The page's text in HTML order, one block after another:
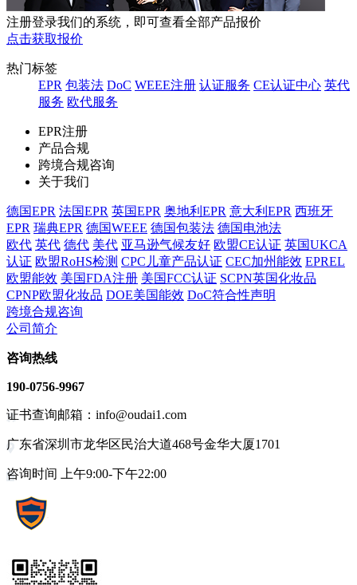
注册登录我们的系统，即可查看全部产品报价
点击获取报价
热门标签
EPR 包装法 DoC WEEE注册 认证服务 CE认证中心 英代
服务 欧代服务
EPR注册
产品合规
跨境合规咨询
关于我们
德国EPR 法国EPR 英国EPR 奥地利EPR 意大利EPR 西班牙
EPR 瑞典EPR 德国WEEE 德国包装法 德国电池法
欧代 英代 德代 美代 亚马逊气候友好 欧盟CE认证 英国UKCA
认证 欧盟RoHS检测 CPC儿童产品认证 CEC加州能效 EPREL
欧盟能效 美国FDA注册 美国FCC认证 SCPN英国化妆品
CPNP欧盟化妆品 DOE美国能效 DoC符合性声明
跨境合规咨询
公司简介
咨询热线
190-0756-9967
证书查询邮箱：info@oudai1.com
广东省深圳市龙华区民治大道468号金华大厦1701
咨询时间 上午9:00-下午22:00